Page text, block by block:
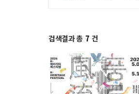
검색결과 총 7 건